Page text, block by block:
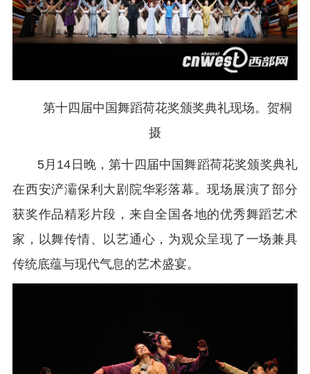
第十四届中国舞蹈荷花奖颁奖典礼现场。贺桐
摄
5月14日晚，第十四届中国舞蹈荷花奖颁奖典礼
在西安浐灞保利大剧院华彩落幕。现场展演了部分
获奖作品精彩片段，来自全国各地的优秀舞蹈艺术
家，以舞传情、以艺通心，为观众呈现了一场兼具
传统底蕴与现代气息的艺术盛宴。